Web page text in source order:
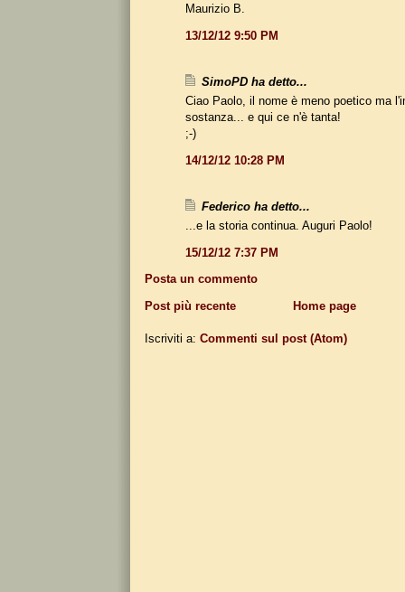
Maurizio B.
13/12/12 9:50 PM
SimoPD ha detto...
Ciao Paolo, il nome è meno poetico ma
sostanza... e qui ce n'è tanta!
;-)
14/12/12 10:28 PM
Federico ha detto...
...e la storia continua. Auguri Paolo!
15/12/12 7:37 PM
Posta un commento
Post più recente
Home page
Iscriviti a: Commenti sul post (Atom)